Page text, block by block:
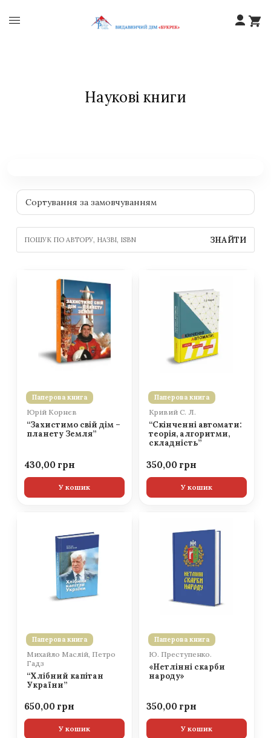
Наукові книги
ЗНАЙТИ
Паперова книга
Юрій Корнєв
“Захистимо свій дім –
планету Земля”
430,00
У кошик
Паперова книга
Кривий С. Л.
“Скінченні автомати:
теорія, алгоритми,
складність”
350,00
У кошик
Паперова книга
Михайло Маслій, Петро
Гадз
“Хлібний капітан
України”
650,00
У кошик
Паперова книга
Ю. Преступенко.
«Нетлінні скарби
народу»
350,00
У кошик